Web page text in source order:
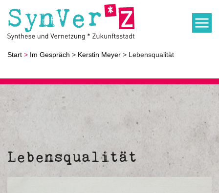
Start > Im Gespräch > Kerstin Meyer > Lebensqualität
Lebensqualität